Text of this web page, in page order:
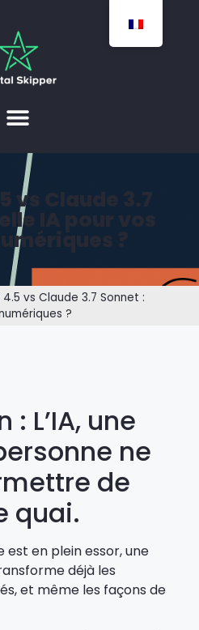
vs Claude 3.7
IA pour vos
?
4.5 vs Claude 3.7 Sonnet :
?
L’IA, une
ne
de
quai.
est en plein essor, une
déjà les
et même les façons de